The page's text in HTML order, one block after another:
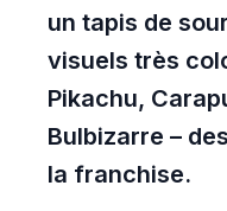
un tapis de
visuels très
Pikachu,
Bulbizarre –
la franchise.